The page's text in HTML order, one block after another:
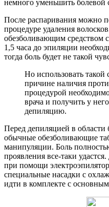
немного уменьшить
После распаривания можно
процедуре удаления
обезболивающим средством
1,5 часа до эпиляции
тогда боль будет не такой
Но использовать
причине наличия
процедурой
врача и получить у
депиляцию.
Перед депиляцией в
обычные обезболивающие
манипуляции. Боль
проявления все-таки
при помощи
специальные насадки с
идти в комплекте с